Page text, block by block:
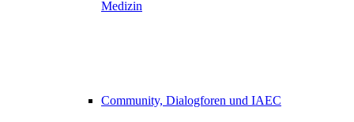
Medizin
Community, Dialogforen und IAEC